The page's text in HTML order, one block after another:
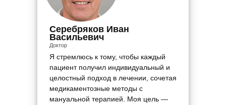
Серебряков Иван
Васильевич
Доктор
Я стремлюсь к тому, чтобы каждый
пациент получил индивидуальный и
целостный подход в лечении, сочетая
медикаментозные методы с
мануальной терапией. Моя цель —